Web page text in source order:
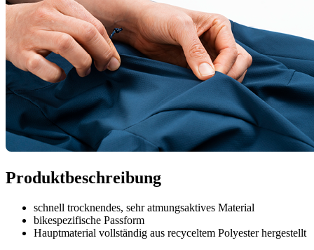
Produktbeschreibung
schnell trocknendes, sehr atmungsaktives Material
bikespezifische Passform
Hauptmaterial vollständig aus recyceltem Polyester hergestellt